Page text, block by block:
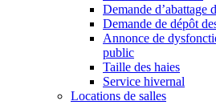
Demande d’abattage
Demande de dépôt
Annonce de
public
Taille des haies
Service hivernal
Locations de salles